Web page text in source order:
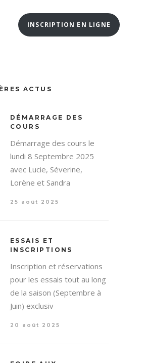
INSCRIPTION EN LIGNE
INSCRIPTION EN LIGNE
ACTUS
DÉMARRAGE DES
COURS
Démarrage des cours le
lundi 8 Septembre 2025
avec Lucie, Séverine,
Lorène et Sandra
25 août 2025
ESSAIS ET
INSCRIPTIONS
Inscription et réservations
pour les essais tout au long
de la saison (Septembre à
Juin) exclusiv
20 août 2025